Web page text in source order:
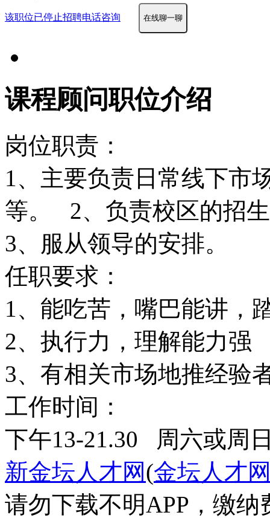
该职位已停止招聘电话咨询 在线聊一聊
课程顾问职位介绍
岗位职责：
1、主要负责日常线下市
等。 2、负责校区的招
3、服从领导的安排。
任职要求：
1、能吃苦，嘴巴能讲，
2、执行力，理解能力强
3、有相关市场地推经验
工作时间：
下午13-21.30 周六或周
新金坛人才网(金坛人才
请勿下载不明APP，缴